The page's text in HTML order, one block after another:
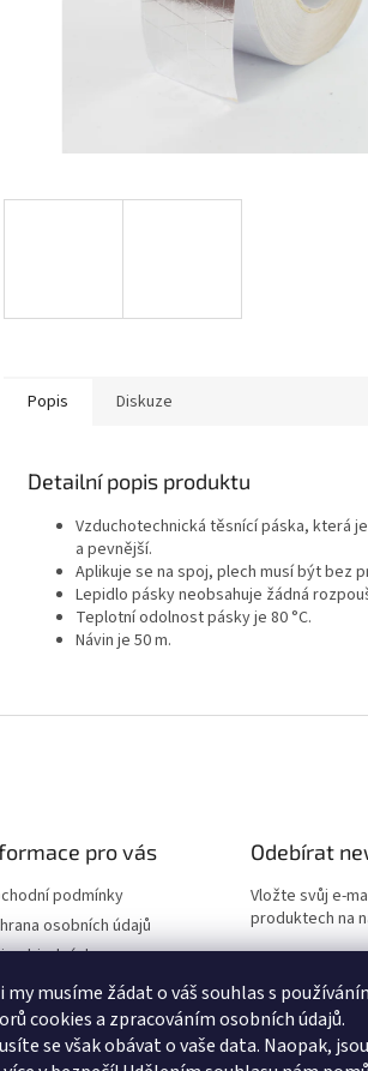
my musíme žádat o váš souhlas s
cookies a zpracováním osobních údajů.
se však obávat o vaše data. Naopak,
Popis Diskuze
Detailní popis produktu
Vzduchotechnická těsnící páska, která
a pevnější.
Aplikuje se na spoj, plech musí být bez
Lepidlo pásky neobsahuje žádná
Teplotní odolnost pásky je 80 °C.
Návin je 50 m.
pro vás
podmínky
osobních údajů
objednávka
Odebírat
Vložte svůj e-
produktech na
Vložením e-
údajů